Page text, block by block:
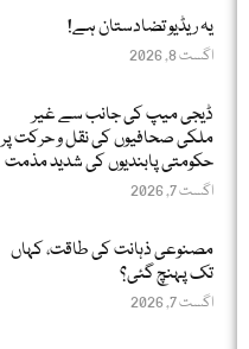
یہ ریڈیو تضادستان ہے!
اگست 8, 2026
ڈیجی میپ کی جانب سے غیر
ملکی صحافیوں کی نقل و حرکت پر
حکومتی پابندیوں کی شدید مذمت
اگست 7, 2026
مصنوعی ذہانت کی طاقت، کہاں
تک پہنچ گئی؟
اگست 7, 2026